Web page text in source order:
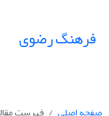
فرهنگ رضوی
صفحه اصلی
فهرست